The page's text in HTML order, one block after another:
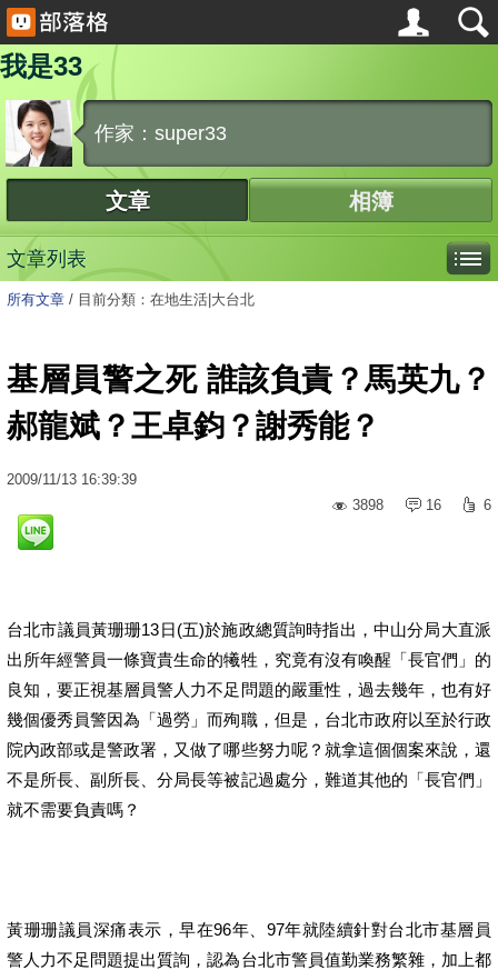
我是33
作家：super33
文章 相簿
文章列表
所有文章 / 目前分類：在地生活|大台北
基層員警之死 誰該負責？馬英九？
郝龍斌？王卓鈞？謝秀能？
2009/11/13 16:39:39
3898
16 6
台北市議員黃珊珊13日(五)於施政總質詢時指出，中山分局大直派
出所年經警員一條寶貴生命的犧牲，究竟有沒有喚醒「長官們」的
良知，要正視基層員警人力不足問題的嚴重性，過去幾年，也有好
幾個優秀員警因為「過勞」而殉職，但是，台北市政府以至於行政
院內政部或是警政署，又做了哪些努力呢？就拿這個個案來說，還
不是所長、副所長、分局長等被記過處分，難道其他的「長官們」
就不需要負責嗎？
黃珊珊議員深痛表示，早在96年、97年就陸續針對台北市基層員
警人力不足問題提出質詢，認為台北市警員值勤業務繁雜，加上都